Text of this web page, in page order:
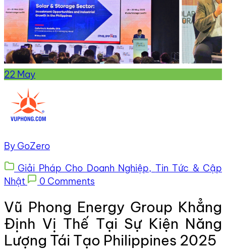
22 May
By GoZero
Giải Pháp Cho Doanh Nghiệp, Tin Tức & Cập
Nhật
0 Comments
Vũ Phong Energy Group Khẳng
Định Vị Thế Tại Sự Kiện Năng
Lượng Tái Tạo Philippines 2025